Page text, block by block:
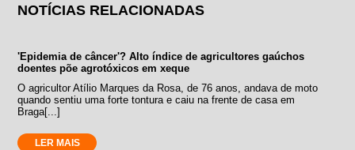
NOTÍCIAS RELACIONADAS
'Epidemia de câncer'? Alto índice de agricultores gaúchos
doentes põe agrotóxicos em xeque
O agricultor Atílio Marques da Rosa, de 76 anos, andava de moto
quando sentiu uma forte tontura e caiu na frente de casa em
Braga[...]
LER MAIS